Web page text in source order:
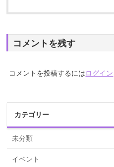
コメントを残す
コメントを投稿するにはログイン
カテゴリー
未分類
イベント